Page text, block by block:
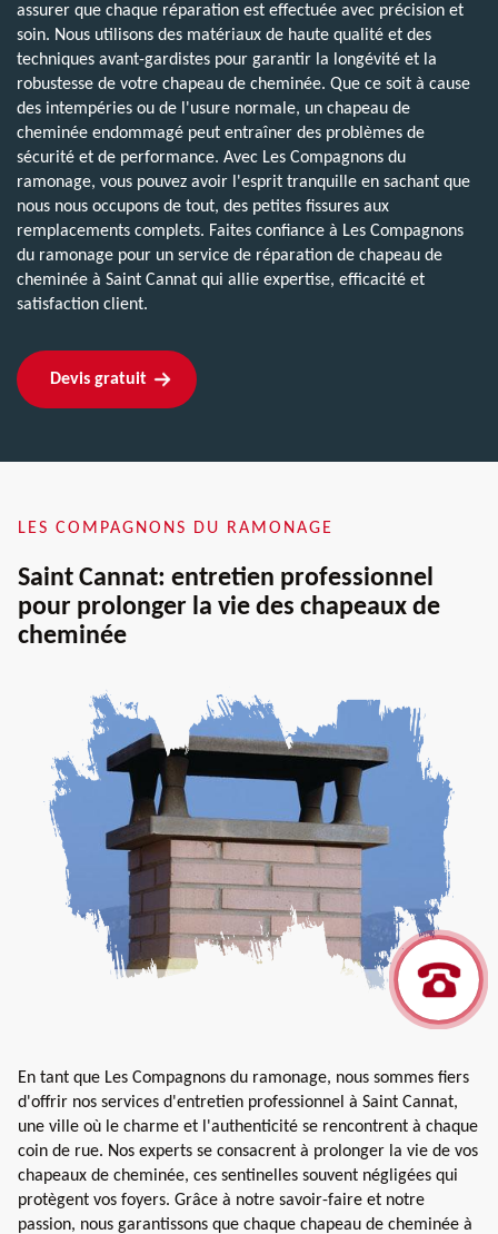
assurer que chaque réparation est effectuée avec précision et
soin. Nous utilisons des matériaux de haute qualité et des
techniques avant-gardistes pour garantir la longévité et la
robustesse de votre chapeau de cheminée. Que ce soit à cause
des intempéries ou de l'usure normale, un chapeau de
cheminée endommagé peut entraîner des problèmes de
sécurité et de performance. Avec Les Compagnons du
ramonage, vous pouvez avoir l'esprit tranquille en sachant que
nous nous occupons de tout, des petites fissures aux
remplacements complets. Faites confiance à Les Compagnons
du ramonage pour un service de réparation de chapeau de
cheminée à Saint Cannat qui allie expertise, efficacité et
satisfaction client.
Devis gratuit
LES COMPAGNONS DU RAMONAGE
Saint Cannat: entretien professionnel
pour prolonger la vie des chapeaux de
cheminée
En tant que Les Compagnons du ramonage, nous sommes fiers
d'offrir nos services d'entretien professionnel à Saint Cannat,
une ville où le charme et l'authenticité se rencontrent à chaque
coin de rue. Nos experts se consacrent à prolonger la vie de vos
chapeaux de cheminée, ces sentinelles souvent négligées qui
protègent vos foyers. Grâce à notre savoir-faire et notre
passion, nous garantissons que chaque chapeau de cheminée à